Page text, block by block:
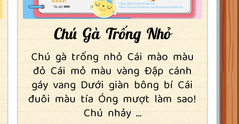
Chú Gà Trống Nhỏ
Chú gà trống nhỏ Cái mào màu
đỏ Cái mỏ màu vàng Đập cánh
gáy vang Dưới giàn bông bí Cái
đuôi màu tía Óng mượt làm sao!
Chú nhảy ...